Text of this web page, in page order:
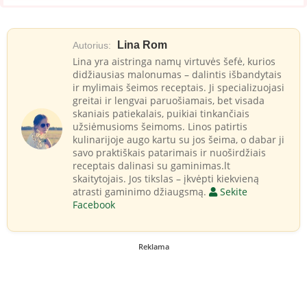
Autorius: Lina Rom
Lina yra aistringa namų virtuvės šefė, kurios
didžiausias malonumas – dalintis išbandytais
ir mylimais šeimos receptais. Ji specializuojasi
greitai ir lengvai paruošiamais, bet visada
skaniais patiekalais, puikiai tinkančiais
užsiėmusioms šeimoms. Linos patirtis
kulinarijoje augo kartu su jos šeima, o dabar ji
savo praktiškais patarimais ir nuoširdžiais
receptais dalinasi su gaminimas.lt
skaitytojais. Jos tikslas – įkvėpti kiekvieną
atrasti gaminimo džiaugsmą.
Sekite
Facebook
Reklama